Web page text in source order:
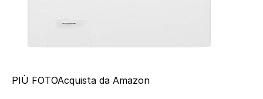
PIÙ FOTOAcquista da Amazon